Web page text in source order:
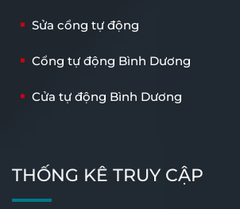
Sửa cổng tự động
Cổng tự động Bình Dương
Cửa tự động Bình Dương
THỐNG KÊ TRUY CẬP